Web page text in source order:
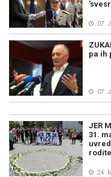
07.
pa ih
07.
JER
31.
24.